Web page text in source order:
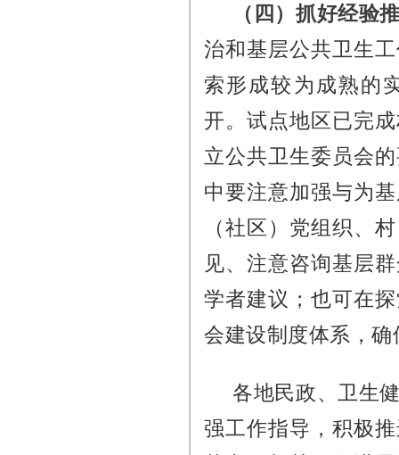
（四）抓好经验
治和基层公共卫生
索形成较为成熟的
开。试点地区已完
立公共卫生委员会
中要注意加强与为
（社区）党组织、
见、注意咨询基层
学者建议；也可在
会建设制度体系，
各地民政、卫生
强工作指导，积极